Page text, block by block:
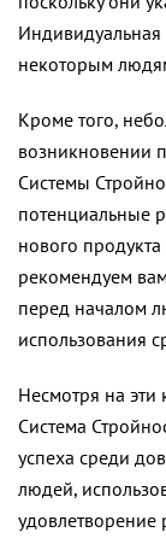
некоторым
Кроме того,
возникновении
Системы
потенциальные
нового
рекомендуем
перед началом
использования
Несмотря на эти
Система
успеха среди
людей,
удовлетворение